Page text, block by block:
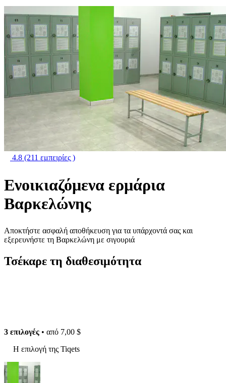
4.8 (211 εμπειρίες )
Ενοικιαζόμενα ερμάρια
Βαρκελώνης
Αποκτήστε ασφαλή αποθήκευση για τα υπάρχοντά σας και
εξερευνήστε τη Βαρκελώνη με σιγουριά
Τσέκαρε τη διαθεσιμότητα
3 επιλογές • από 7,00 $
Η επιλογή της Tiqets